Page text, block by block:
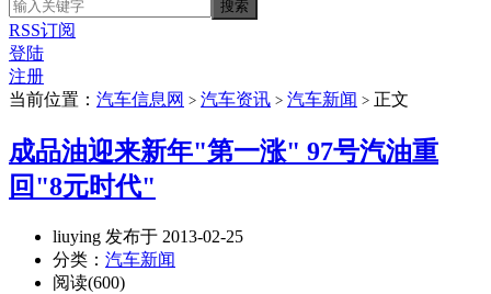
RSS订阅
登陆
注册
当前位置： 汽车信息网 > 汽车资讯 > 汽车新闻 > 正文
成品油迎来新年"第一涨" 97号汽油重
回"8元时代"
liuying 发布于 2013-02-25
分类： 汽车新闻
阅读(600)